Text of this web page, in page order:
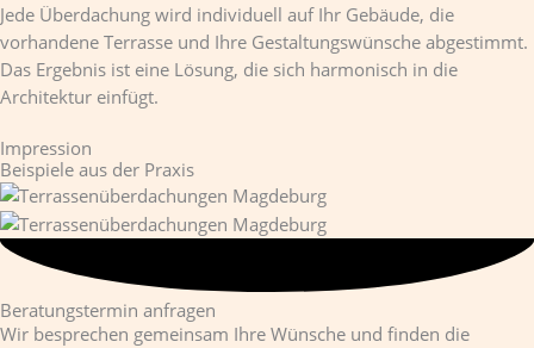
Jede Überdachung wird individuell auf Ihr Gebäude, die
vorhandene Terrasse und Ihre Gestaltungswünsche abgestimmt.
Das Ergebnis ist eine Lösung, die sich harmonisch in die
Architektur einfügt.
Impression
Beispiele aus der Praxis
Beratungstermin anfragen
Wir besprechen gemeinsam Ihre Wünsche und finden die